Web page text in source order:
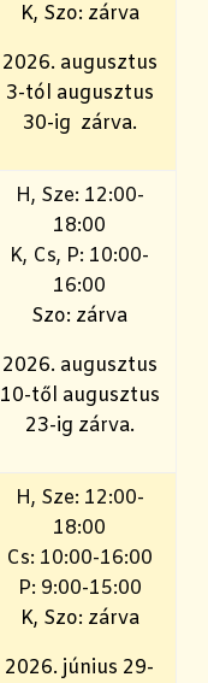
K, Szo: zárva
2026. augusztus
3-tól augusztus
30-ig zárva.
H, Sze: 12:00-
18:00
K, Cs, P: 10:00-
16:00
Szo: zárva
2026. augusztus
10-től augusztus
23-ig zárva.
H, Sze: 12:00-
18:00
Cs: 10:00-16:00
P: 9:00-15:00
K, Szo: zárva
2026. június 29-